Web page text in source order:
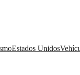
Estados Unidos